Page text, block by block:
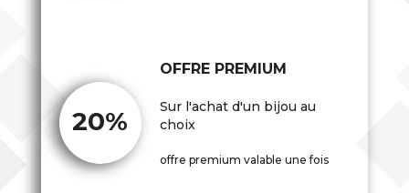
20%
OFFRE PREMIUM
Sur l'achat d'un bijou au
choix
offre premium valable une fois